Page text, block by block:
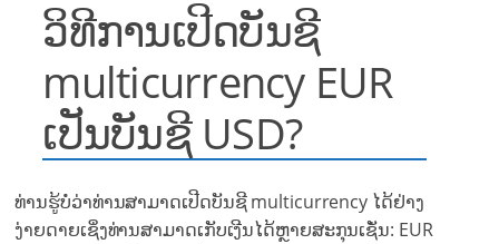
ວິທີການເປີດບັນຊີ
multicurrency EUR
ເປັນບັນຊີ USD?
ທ່ານຮູ້ບໍ່ວ່າທ່ານສາມາດເປີດບັນຊີ multicurrency ໄດ້ຢ່າງ
ງ່າຍດາຍເຊິ່ງທ່ານສາມາດເກັບເງີນໄດ້ຫຼາຍສະກຸນເຊັ່ນ: EUR